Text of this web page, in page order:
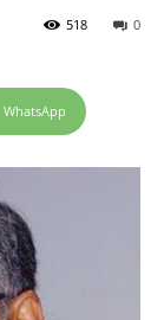
0
518
WhatsApp